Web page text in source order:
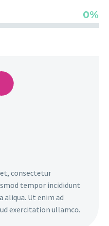
0%
consectetur
tempor incididunt
aliqua. Ut enim ad
exercitation ullamco.